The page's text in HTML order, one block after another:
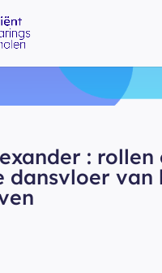
: rollen
dansvloer van